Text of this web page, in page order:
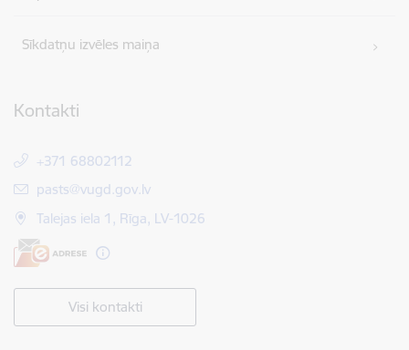
Sīkdatņu izvēles maiņa
Kontakti
+371 68802112
E-pasts:
pasts@vugd.gov.lv
Talejas iela 1, Rīga, LV-1026
Visi kontakti